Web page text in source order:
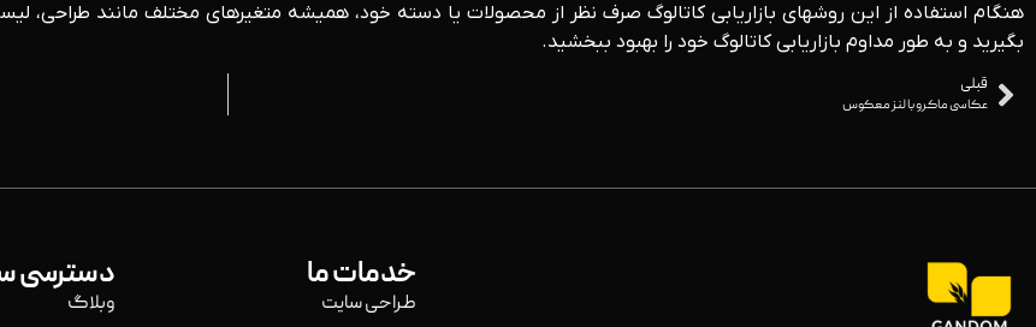
هنگام استفاده از این روشهای بازاریابی کاتالوگ صرف نظر از محصولات یا دسته خود، همیشه متغیرهای مختلف مانند طراحی،
بگیرید و به طور مداوم بازاریابی کاتالوگ خود را بهبود ببخشید.
قبلی
عکاسی ماکرو با لنز معکوس
خدمات ما
طراحی سایت
دسترسی
وبلاگ